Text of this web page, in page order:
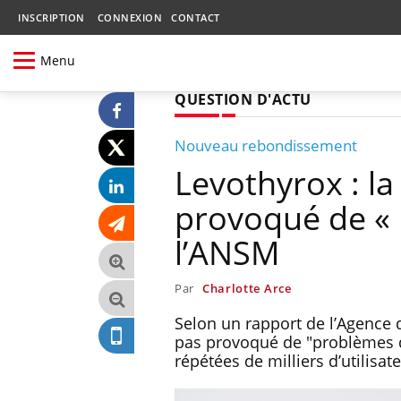
INSCRIPTION CONNEXION CONTACT
Menu
QUESTION D'ACTU
Nouveau rebondissement
Levothyrox :
provoqué de
l’ANSM
Par Charlotte Arce
Selon un rapport de
pas provoqué de "problèmes
répétées de milliers